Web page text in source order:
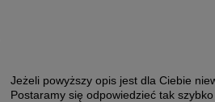
Jeżeli powyższy opis jest dla Ciebie
Postaramy się odpowiedzieć tak